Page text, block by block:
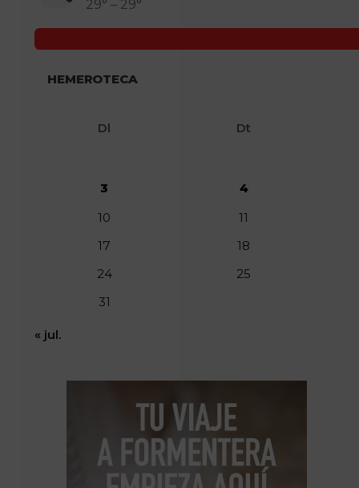
29° – 29°
HEMEROTECA
Dl Dt
3
4
10
11
17
18
24
25
31
« jul.